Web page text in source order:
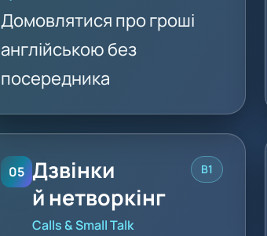
Домовлятися про гроші
англійською без
посередника
05 Дзвінки
й нетворкінг
Calls & Small Talk
B1